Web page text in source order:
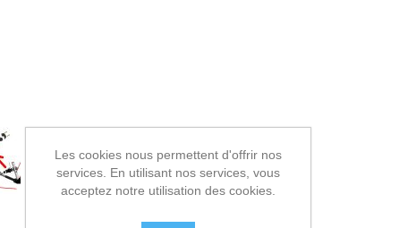
Les cookies nous permettent d'offrir nos
services. En utilisant nos services, vous
acceptez notre utilisation des cookies.